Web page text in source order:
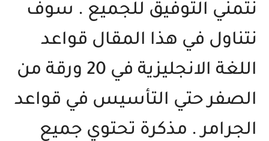
نتمني التوفيق للجميع . سوف
نتناول في هذا المقال قواعد
اللغة الانجليزية في 20 ورقة من
الصفر حتي التأسيس في قواعد
الجرامر . مذكرة تحتوي جميع